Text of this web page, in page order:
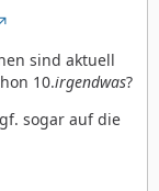
sind aktuell
10.irgendwas?
sogar auf die